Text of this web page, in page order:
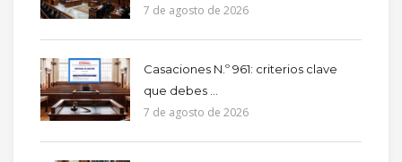
7 de agosto de 2026
Casaciones N.º 961: criterios clave
que debes ...
7 de agosto de 2026